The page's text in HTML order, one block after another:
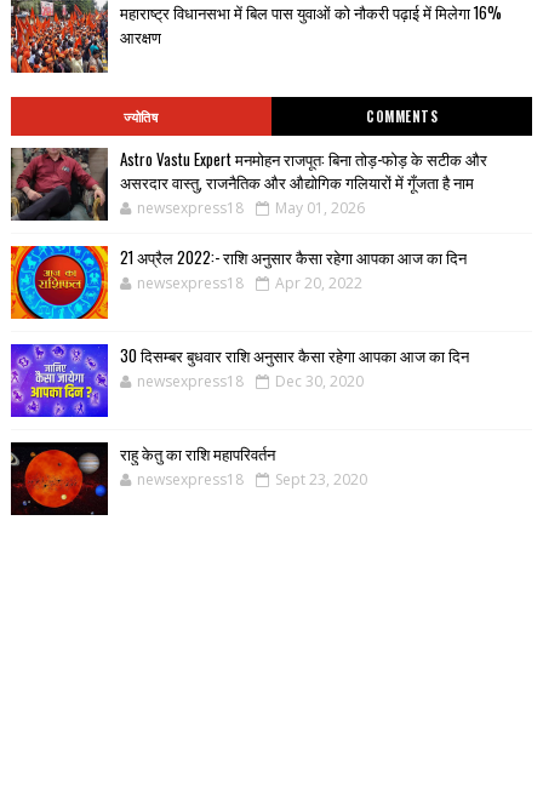
महाराष्ट्र विधानसभा में बिल पास युवाओं को नौकरी पढ़ाई में मिलेगा 16%
आरक्षण
ज्योतिष COMMENTS
Astro Vastu Expert मनमोहन राजपूत: बिना तोड़-फोड़ के सटीक और
असरदार वास्तु, राजनैतिक और औद्योगिक गलियारों में गूँजता है नाम
newsexpress18 May 01, 2026
21 अप्रैल 2022:- राशि अनुसार कैसा रहेगा आपका आज का दिन
newsexpress18 Apr 20, 2022
30 दिसम्बर बुधवार राशि अनुसार कैसा रहेगा आपका आज का दिन
newsexpress18 Dec 30, 2020
राहु केतु का राशि महापरिवर्तन
newsexpress18 Sept 23, 2020